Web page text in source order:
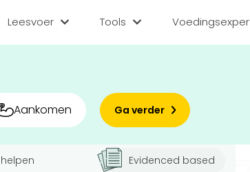
Leesvoer
Gezond leven
Tools
BMI berekenen
Caloriebehoefte
Ideale gewichtVoor
Aankomen Ga verder
Evidenced based